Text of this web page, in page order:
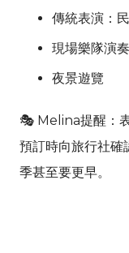
傳統表演：
現場樂隊演奏
夜景遊覽
🎭 Melina提醒：
預訂時向旅行社確
季甚至要更早。